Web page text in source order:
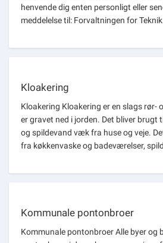
henvende dig enten personligt eller
meddelelse til: Forvaltningen for Teknik
Kloakering
Kloakering Kloakering er en slags rør-
er gravet ned i jorden. Det bliver brugt
og spildevand væk fra huse og veje.
fra køkkenvaske og badeværelser,
Kommunale pontonbroer
Kommunale pontonbroer Alle byer og